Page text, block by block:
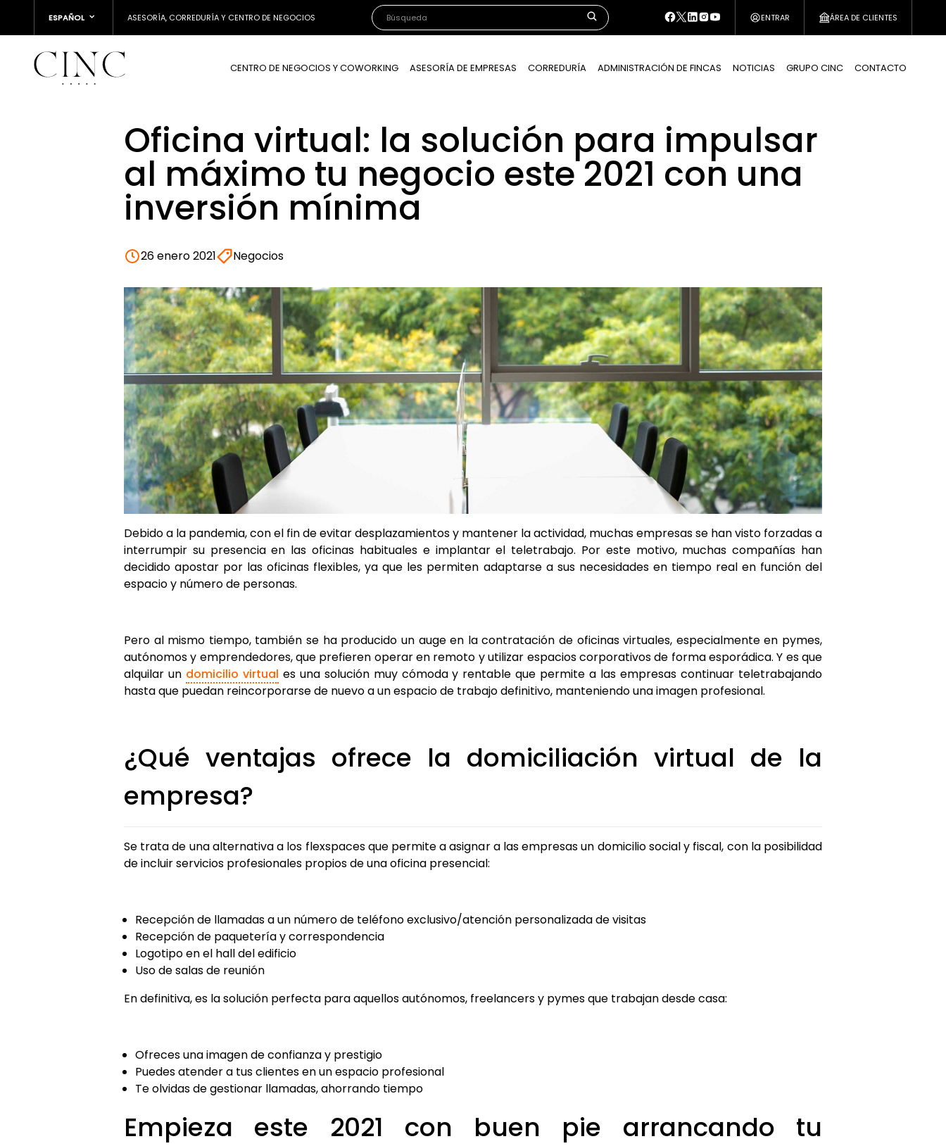
ESPAÑOL ASESORÍA, CORREDURÍA Y CENTRO DE NEGOCIOS ENTRAR ÁREA DE CLIENTES
CENTRO DE NEGOCIOS Y COWORKING ASESORÍA DE EMPRESAS CORREDURÍA ADMINISTRACIÓN DE FINCAS NOTICIAS GRUPO CINC CONTACTO
Oficina virtual: la solución para impulsar
al máximo tu negocio este 2021 con una
inversión mínima
26 enero 2021 Negocios
Debido a la pandemia, con el fin de evitar desplazamientos y mantener la actividad, muchas empresas se han visto forzadas a
interrumpir su presencia en las oficinas habituales e implantar el teletrabajo. Por este motivo, muchas compañías han
decidido apostar por las oficinas flexibles, ya que les permiten adaptarse a sus necesidades en tiempo real en función del
espacio y número de personas.
Pero al mismo tiempo, también se ha producido un auge en la contratación de oficinas virtuales, especialmente en pymes,
autónomos y emprendedores, que prefieren operar en remoto y utilizar espacios corporativos de forma esporádica. Y es que
alquilar un domicilio virtual es una solución muy cómoda y rentable que permite a las empresas continuar teletrabajando
hasta que puedan reincorporarse de nuevo a un espacio de trabajo definitivo, manteniendo una imagen profesional.
¿Qué ventajas ofrece la domiciliación virtual de la
empresa?
Se trata de una alternativa a los flexspaces que permite a asignar a las empresas un domicilio social y fiscal, con la posibilidad
de incluir servicios profesionales propios de una oficina presencial:
Recepción de llamadas a un número de teléfono exclusivo/atención personalizada de visitas
Recepción de paquetería y correspondencia
Logotipo en el hall del edificio
Uso de salas de reunión
En definitiva, es la solución perfecta para aquellos autónomos, freelancers y pymes que trabajan desde casa:
Ofreces una imagen de confianza y prestigio
Puedes atender a tus clientes en un espacio profesional
Te olvidas de gestionar llamadas, ahorrando tiempo
Empieza este 2021 con buen pie arrancando tu